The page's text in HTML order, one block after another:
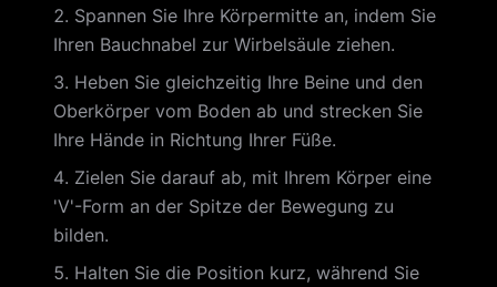
Spannen Sie Ihre Körpermitte an, indem Sie
Ihren Bauchnabel zur Wirbelsäule ziehen.
Heben Sie gleichzeitig Ihre Beine und den
Oberkörper vom Boden ab und strecken Sie
Ihre Hände in Richtung Ihrer Füße.
Zielen Sie darauf ab, mit Ihrem Körper eine
'V'-Form an der Spitze der Bewegung zu
bilden.
Halten Sie die Position kurz, während Sie